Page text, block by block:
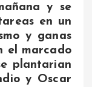
y se
en un
y ganas
el marcado
plantarian
y Oscar